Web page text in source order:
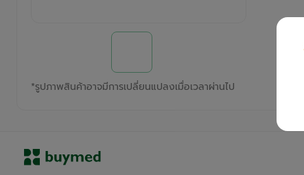
*รูปภาพสินค้าอาจมีการเปลี่ยนแปลงเมื่อเวลาผ่านไป